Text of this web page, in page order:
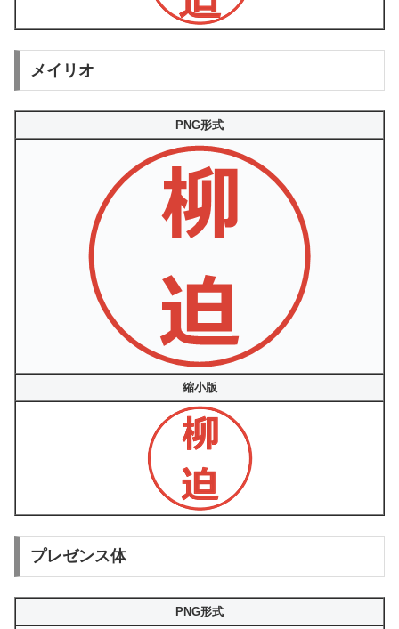
メイリオ
PNG形式
縮小版
プレゼンス体
PNG形式